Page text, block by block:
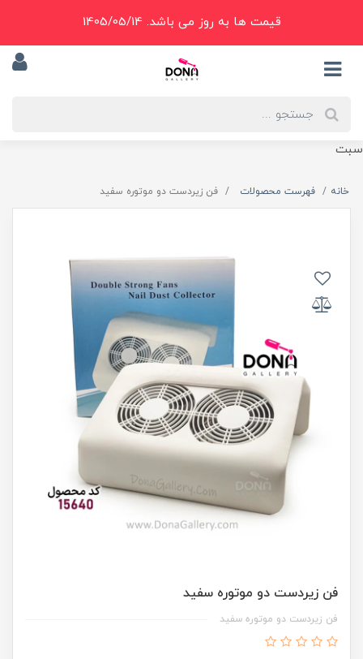
سبت
قیمت ها به روز می باشد. 1405/05/14
خانه فهرست محصولات فن زيردست دو موتوره سفيد
فن زيردست دو موتوره سفيد
فن زيردست دو موتوره سفيد